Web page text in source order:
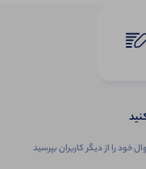
را از دیگر کاربران بپرسید